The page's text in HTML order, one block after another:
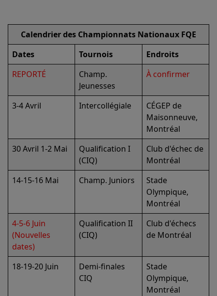
Calendrier des Championnats Nationaux FQE
Dates
Tournois
Endroits
REPORTÉ
Champ.
Jeunesses
À confirmer
3-4 Avril Intercollégiale
CÉGEP de
Maisonneuve,
Montréal
30 Avril 1-2 Mai
Qualification I
(CIQ)
Club d'échec de
Montréal
14-15-16 Mai
Champ. Juniors
Stade
Olympique,
Montréal
4-5-6 Juin
(Nouvelles
dates)
Qualification II
(CIQ)
Club d'échecs
de Montréal
18-19-20 Juin
Demi-finales
CIQ
Stade
Olympique,
Montréal